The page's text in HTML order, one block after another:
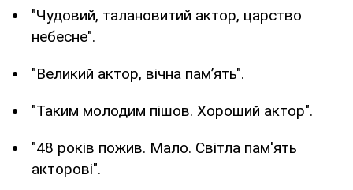
"Чудовий, талановитий актор, царство
небесне".
"Великий актор, вічна памʼять".
"Таким молодим пішов. Хороший актор".
"48 років пожив. Мало. Світла пам'ять
акторові".